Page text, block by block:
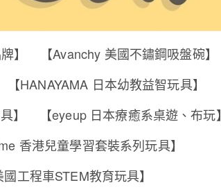
】
【Avanchy 美國不鏽鋼吸盤碗】
【HANAYAMA 日本幼教益智玩具】
】
【eyeup 日本療癒系桌遊、布玩】
香港兒童學習套裝系列玩具】
國工程車STEM教育玩具】